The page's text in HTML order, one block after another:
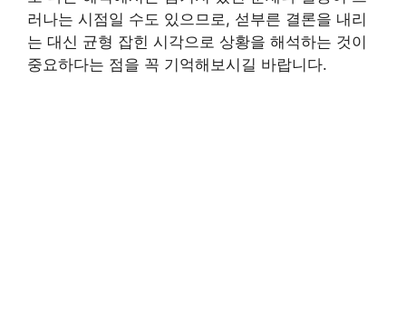
러나는 시점일 수도 있으므로, 섣부른 결론을 내리
는 대신 균형 잡힌 시각으로 상황을 해석하는 것이
중요하다는 점을 꼭 기억해보시길 바랍니다.